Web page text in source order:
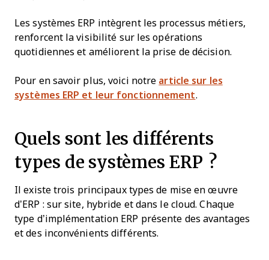
Les systèmes ERP intègrent les processus métiers,
renforcent la visibilité sur les opérations
quotidiennes et améliorent la prise de décision.
Pour en savoir plus, voici notre article sur les
systèmes ERP et leur fonctionnement.
Quels sont les différents
types de systèmes ERP ?
Il existe trois principaux types de mise en œuvre
d’ERP : sur site, hybride et dans le cloud. Chaque
type d’implémentation ERP présente des avantages
et des inconvénients différents.